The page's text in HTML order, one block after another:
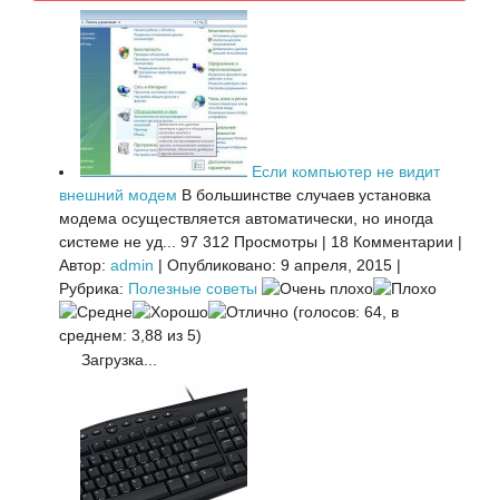
Если компьютер не видит
внешний модем В большинстве случаев установка
модема осуществляется автоматически, но иногда
системе не уд...
97 312 Просмотры | 18 Комментарии |
Автор: admin | Опубликовано: 9 апреля, 2015 |
Рубрика: Полезные советы
(голосов: 64, в
среднем: 3,88 из 5)
Загрузка...